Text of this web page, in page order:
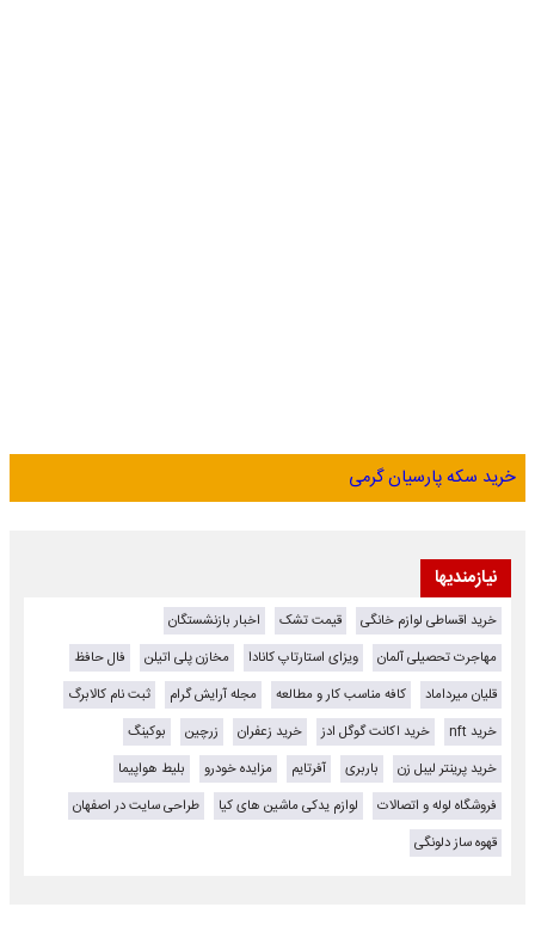
خرید سکه پارسیان گرمی
نیازمندیها
خرید اقساطی لوازم خانگی قیمت تشک
اخبار بازنشستگان
مهاجرت تحصیلی آلمان
ویزای استارتاپ کانادا مخازن پلی اتیلن
فال حافظ
قلیان میرداماد
کافه مناسب کار و مطالعه مجله آرایش گرام
ثبت نام کالابرگ
خرید nft
خرید اکانت گوگل ادز خرید زعفران زرچین
بوکینگ
خرید پرینتر لیبل زن
باربری آفرتایم مزایده خودرو
بلیط هواپیما
فروشگاه لوله و اتصالات
لوازم یدکی ماشین های کیا
طراحی سایت در اصفهان
قهوه ساز دلونگی